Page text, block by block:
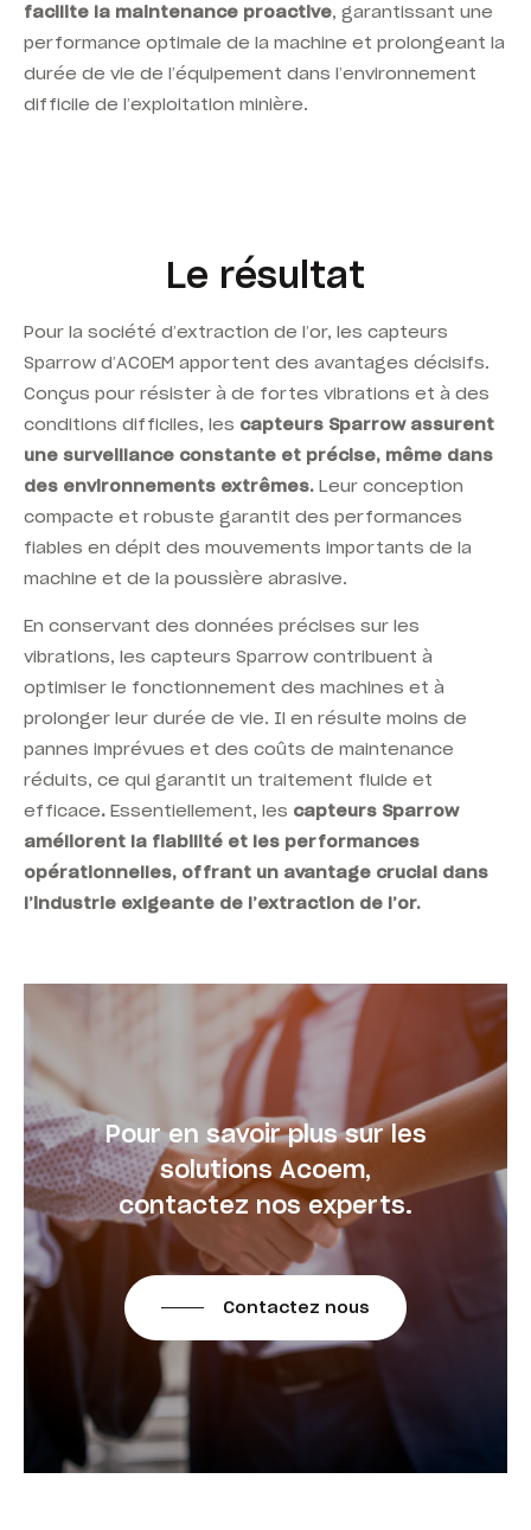
facilite la maintenance proactive, garantissant une
performance optimale de la machine et prolongeant la
durée de vie de l’équipement dans l’environnement
difficile de l’exploitation minière.
Le résultat
Pour la société d’extraction de l’or, les capteurs
Sparrow d’ACOEM apportent des avantages décisifs.
Conçus pour résister à de fortes vibrations et à des
conditions difficiles, les capteurs Sparrow assurent
une surveillance constante et précise, même dans
des environnements extrêmes. Leur conception
compacte et robuste garantit des performances
fiables en dépit des mouvements importants de la
machine et de la poussière abrasive.
En conservant des données précises sur les
vibrations, les capteurs Sparrow contribuent à
optimiser le fonctionnement des machines et à
prolonger leur durée de vie. Il en résulte moins de
pannes imprévues et des coûts de maintenance
réduits, ce qui garantit un traitement fluide et
efficace. Essentiellement, les capteurs Sparrow
améliorent la fiabilité et les performances
opérationnelles, offrant un avantage crucial dans
l’industrie exigeante de l’extraction de l’or.
Pour en savoir plus sur les
solutions Acoem,
contactez nos experts.
Contactez nous